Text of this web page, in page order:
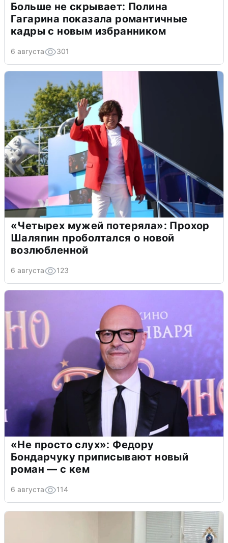
Больше не скрывает: Полина
Гагарина показала романтичные
кадры с новым избранником
6 августа 301
«Четырех мужей потеряла»: Прохор
Шаляпин проболтался о новой
возлюбленной
6 августа 123
«Не просто слух»: Федору
Бондарчуку приписывают новый
роман — с кем
6 августа 114